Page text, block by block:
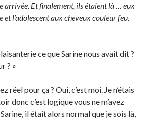
arrivée. Et finalement, ils étaient là … eux
et l’adolescent aux cheveux couleur feu.
ce que Sarine nous avait dit ?
? »
réel pour ça ? Oui, c’est moi. Je n’étais
donc c’est logique vous ne m’avez
il était alors normal que je sois là,